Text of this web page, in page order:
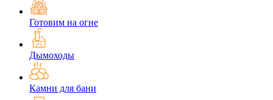
Готовим на огне
Дымоходы
Камни для бани